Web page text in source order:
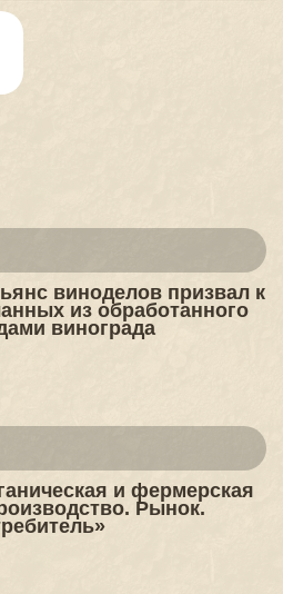
виноделов призвал к
из обработанного
винограда
и фермерская
Рынок.